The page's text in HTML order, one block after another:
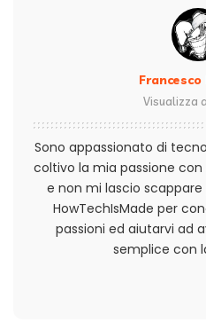
Francesco
Visualizza
Sono appassionato di
coltivo la mia passione
e non mi lascio
HowTechIsMade per
passioni ed aiutarvi ad
semplice con